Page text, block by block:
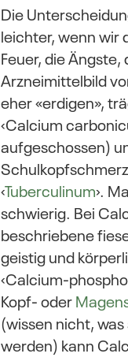
Die
leichter, wenn wir
Feuer, die
Arzneimittelbild
eher «erdigen»,
‹Calcium
aufgeschossen)
‹Tuberculinum›.
schwierig. Bei
beschriebene
geistig und
‹Calcium-
Kopf- oder
(wissen nicht,
werden) kann